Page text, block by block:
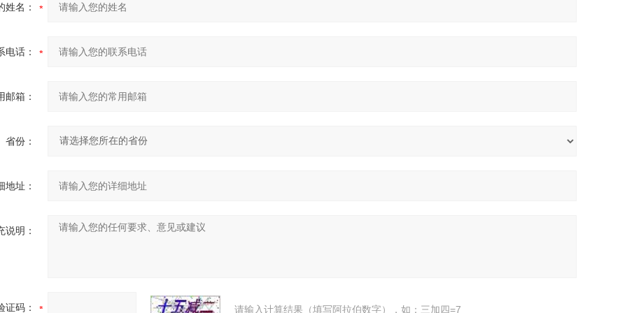
姓名：
电话：
邮箱：
省份：
地址：
说明：
证码： 请输入计算结果（填写阿拉伯数字），如：三加四=7